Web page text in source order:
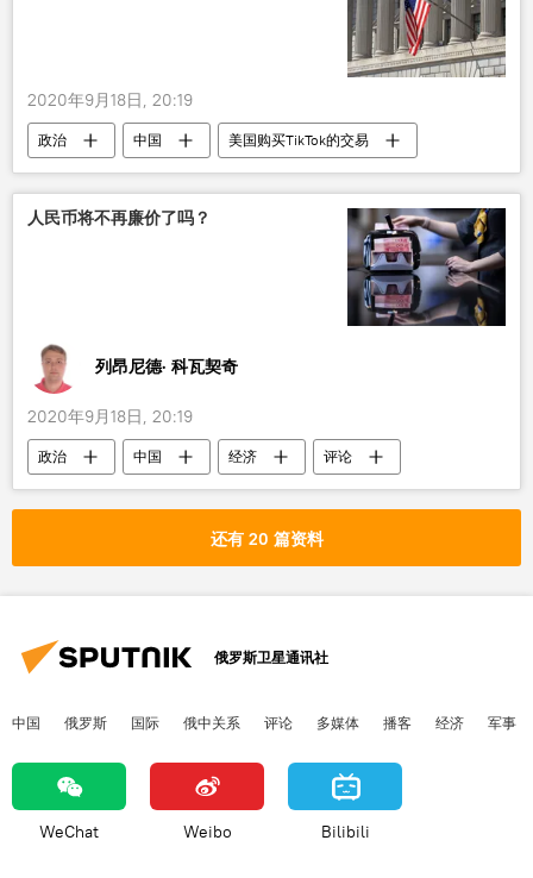
2020年9月18日, 20:19
政治 中国 美国购买TikTok的交易
人民币将不再廉价了吗？
列昂尼德· 科瓦契奇
2020年9月18日, 20:19
政治 中国 经济
评论
人民币
还有 20 篇资料
俄罗斯卫星通讯社
中国 俄罗斯 国际 俄中关系 评论 多媒体 播客 经济 军事
WeChat Weibo Bilibili